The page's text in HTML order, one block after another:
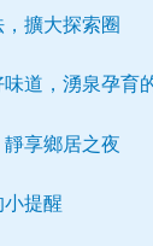
擴大探索圈
道，湧泉孕育
享鄉居之夜
提醒